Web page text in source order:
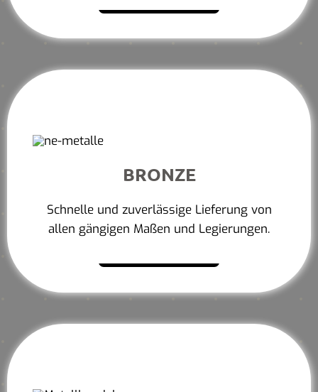
BRONZE
Schnelle und zuverlässige Lieferung von
allen gängigen Maßen und Legierungen.